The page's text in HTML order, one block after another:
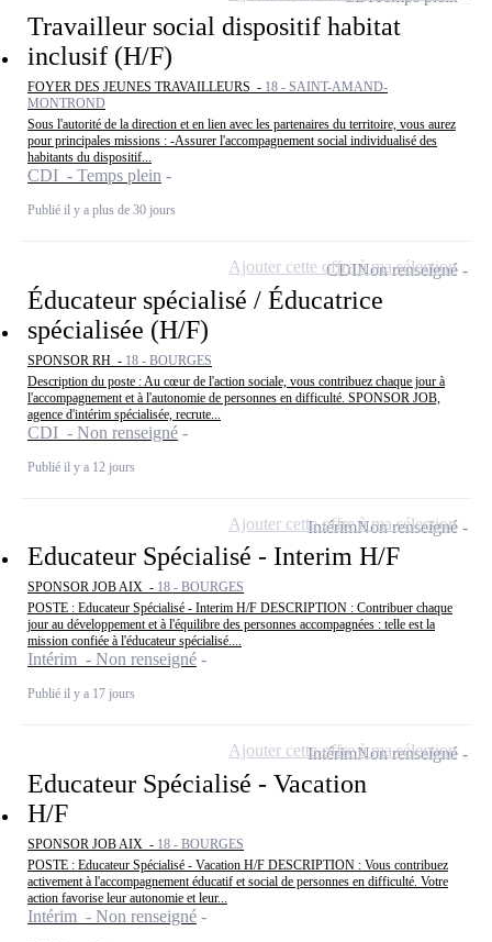
Travailleur social dispositif habitat
inclusif (H/F)
FOYER DES JEUNES TRAVAILLEURS - 18 - SAINT-AMAND-
MONTROND
Sous l'autorité de la direction et en lien avec les partenaires du territoire, vous aurez
pour principales missions : -Assurer l'accompagnement social individualisé des
habitants du dispositif...
CDI - Temps plein
Publié il y a plus de 30 jours
Éducateur spécialisé / Éducatrice
spécialisée (H/F)
SPONSOR RH - 18 - BOURGES
Description du poste : Au cœur de l'action sociale, vous contribuez chaque jour à
l'accompagnement et à l'autonomie de personnes en difficulté. SPONSOR JOB,
agence d'intérim spécialisée, recrute...
CDI - Non renseigné
Publié il y a 12 jours
CDINon renseigné
Ajouter cette offre à ma sélection
Educateur Spécialisé - Interim H/F
SPONSOR JOB AIX - 18 - BOURGES
POSTE : Educateur Spécialisé - Interim H/F DESCRIPTION : Contribuer chaque
jour au développement et à l'équilibre des personnes accompagnées : telle est la
mission confiée à l'éducateur spécialisé....
Intérim - Non renseigné
Publié il y a 17 jours
IntérimNon renseigné
Ajouter cette offre à ma sélection
Educateur Spécialisé - Vacation
H/F
SPONSOR JOB AIX - 18 - BOURGES
POSTE : Educateur Spécialisé - Vacation H/F DESCRIPTION : Vous contribuez
activement à l'accompagnement éducatif et social de personnes en difficulté. Votre
action favorise leur autonomie et leur...
Intérim - Non renseigné
IntérimNon renseigné
Ajouter cette offre à ma sélection